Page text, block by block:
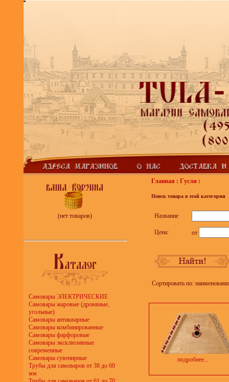
(нет товаров)
Самовары ЭЛЕКТРИЧЕСКИЕ
Самовары жаровые (дровяные,
угольные)
Самовары антикварные
Самовары комбинированные
Самовары фарфоровые
Самовары эксклюзивные
современные
Самовары сувенирные
Трубы для самоваров от 38 до 60
мм
Главная : Гусли :
Поиск товара в этой категории
Название
Цена: от
Сортировать по:
подробнее...